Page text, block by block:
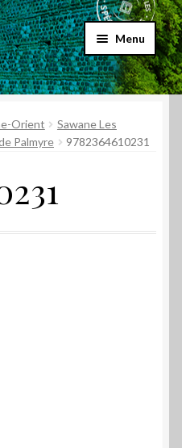
Menu
le
Orient
Sawane Les
Palmyre
9782364610231